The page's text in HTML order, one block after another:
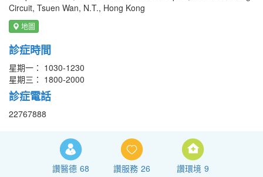
Circuit, Tsuen Wan, N.T., Hong Kong
地圖
診症時間
星期一： 1030-1230
星期三： 1800-2000
診症電話
22767888
讚醫德 68 讚服務 26 讚環境 9